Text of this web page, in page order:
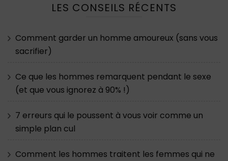
LES CONSEILS RÉCENTS
Comment garder un homme amoureux (sans vous
sacrifier)
Ce que les hommes remarquent pendant le sexe
(et que vous ignorez à 90% !)
7 erreurs qui le poussent à vous voir comme un
simple plan cul
Comment les hommes traitent les femmes qui ne